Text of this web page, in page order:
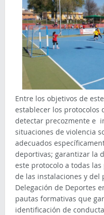
Entre los objetivos de
establecer los protocolos
detectar precozmente e
situaciones de violencia
adecuados
deportivas; garantizar la
este protocolo a todas
de las instalaciones y del
Delegación de Deportes
pautas formativas que
identificación de